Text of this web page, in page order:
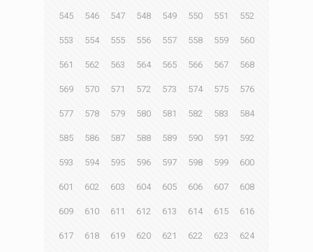
545 546 547 548 549 550 551 552
553 554 555 556 557 558 559 560
561 562 563 564 565 566 567 568
569 570 571 572 573 574 575 576
577 578 579 580 581 582 583 584
585 586 587 588 589 590 591 592
593 594 595 596 597 598 599 600
601 602 603 604 605 606 607 608
609 610 611 612 613 614 615 616
617 618 619 620 621 622 623 624